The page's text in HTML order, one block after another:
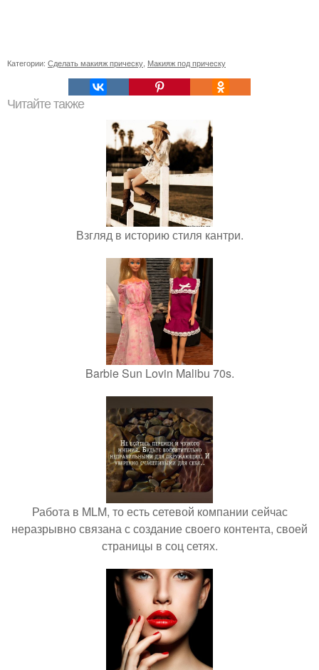
Категории: Сделать макияж прическу, Макияж под прическу
Читайте также
Взгляд в историю стиля кантри.
Barbie Sun Lovin Malibu 70s.
Работа в MLM, то есть сетевой компании сейчас
неразрывно связана с создание своего контента, своей
страницы в соц сетях.